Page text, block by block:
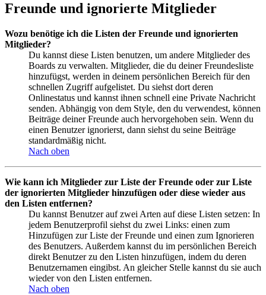
Freunde und ignorierte Mitglieder
Wozu benötige ich die Listen der Freunde und ignorierten
Mitglieder?
Du kannst diese Listen benutzen, um andere Mitglieder des
Boards zu verwalten. Mitglieder, die du deiner Freundesliste
hinzufügst, werden in deinem persönlichen Bereich für den
schnellen Zugriff aufgelistet. Du siehst dort deren
Onlinestatus und kannst ihnen schnell eine Private Nachricht
senden. Abhängig von dem Style, den du verwendest, können
Beiträge deiner Freunde auch hervorgehoben sein. Wenn du
einen Benutzer ignorierst, dann siehst du seine Beiträge
standardmäßig nicht.
Nach oben
Wie kann ich Mitglieder zur Liste der Freunde oder zur Liste
der ignorierten Mitglieder hinzufügen oder diese wieder aus
den Listen entfernen?
Du kannst Benutzer auf zwei Arten auf diese Listen setzen: In
jedem Benutzerprofil siehst du zwei Links: einen zum
Hinzufügen zur Liste der Freunde und einen zum Ignorieren
des Benutzers. Außerdem kannst du im persönlichen Bereich
direkt Benutzer zu den Listen hinzufügen, indem du deren
Benutzernamen eingibst. An gleicher Stelle kannst du sie auch
wieder von den Listen entfernen.
Nach oben